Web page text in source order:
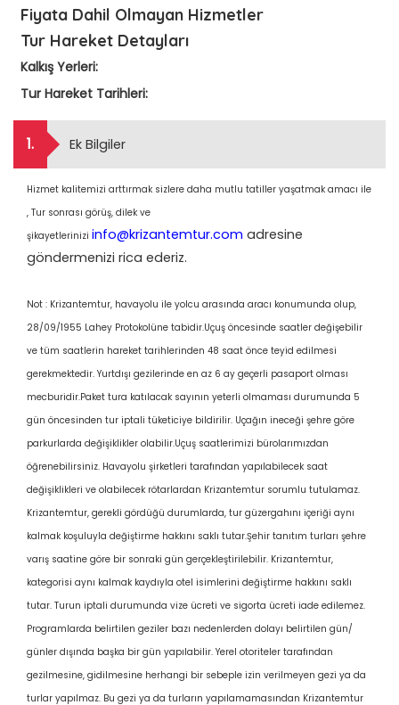
Fiyata Dahil Olmayan Hizmetler
Tur Hareket Detayları
Kalkış Yerleri:
Tur Hareket Tarihleri:
1. Ek Bilgiler
Hizmet kalitemizi arttırmak sizlere daha mutlu tatiller yaşatmak amacı ile
, Tur sonrası görüş, dilek ve
şikayetlerinizi info@krizantemtur.com adresine
göndermenizi rica ederiz.
Not : Krizantemtur, havayolu ile yolcu arasında aracı konumunda olup,
28/09/1955 Lahey Protokolüne tabidir.Uçuş öncesinde saatler değişebilir
ve tüm saatlerin hareket tarihlerinden 48 saat önce teyid edilmesi
gerekmektedir. Yurtdışı gezilerinde en az 6 ay geçerli pasaport olması
mecburidir.Paket tura katılacak sayının yeterli olmaması durumunda 5
gün öncesinden tur iptali tüketiciye bildirilir. Uçağın ineceği şehre göre
parkurlarda değişiklikler olabilir.Uçuş saatlerimizi bürolarımızdan
öğrenebilirsiniz. Havayolu şirketleri tarafından yapılabilecek saat
değişiklikleri ve olabilecek rötarlardan Krizantemtur sorumlu tutulamaz.
Krizantemtur, gerekli gördüğü durumlarda, tur güzergahını içeriği aynı
kalmak koşuluyla değiştirme hakkını saklı tutar.Şehir tanıtım turları şehre
varış saatine göre bir sonraki gün gerçekleştirilebilir. Krizantemtur,
kategorisi aynı kalmak kaydıyla otel isimlerini değiştirme hakkını saklı
tutar. Turun iptali durumunda vize ücreti ve sigorta ücreti iade edilemez.
Programlarda belirtilen geziler bazı nedenlerden dolayı belirtilen gün/
günler dışında başka bir gün yapılabilir. Yerel otoriteler tarafından
gezilmesine, gidilmesine herhangi bir sebeple izin verilmeyen gezi ya da
turlar yapılmaz. Bu gezi ya da turların yapılamamasından Krizantemtur